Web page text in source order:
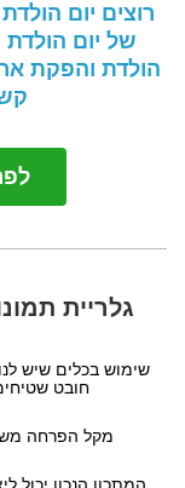
רוצים יום
הולדת והפקת
גלריית
שימוש בכלים שיש
חובט
מקל הפרחה